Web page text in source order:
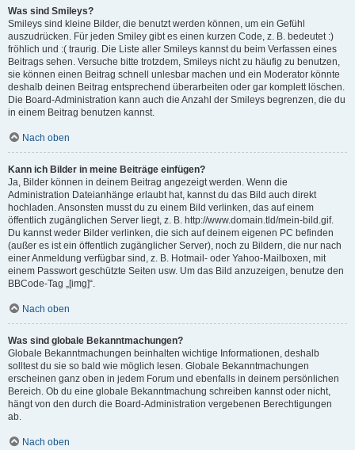
Was sind Smileys?
Smileys sind kleine Bilder, die benutzt werden können, um ein Gefühl
auszudrücken. Für jeden Smiley gibt es einen kurzen Code, z. B. bedeutet :)
fröhlich und :( traurig. Die Liste aller Smileys kannst du beim Verfassen eines
Beitrags sehen. Versuche bitte trotzdem, Smileys nicht zu häufig zu benutzen,
sie können einen Beitrag schnell unlesbar machen und ein Moderator könnte
deshalb deinen Beitrag entsprechend überarbeiten oder gar komplett löschen.
Die Board-Administration kann auch die Anzahl der Smileys begrenzen, die du
in einem Beitrag benutzen kannst.
Nach oben
Kann ich Bilder in meine Beiträge einfügen?
Ja, Bilder können in deinem Beitrag angezeigt werden. Wenn die
Administration Dateianhänge erlaubt hat, kannst du das Bild auch direkt
hochladen. Ansonsten musst du zu einem Bild verlinken, das auf einem
öffentlich zugänglichen Server liegt, z. B. http://www.domain.tld/mein-bild.gif.
Du kannst weder Bilder verlinken, die sich auf deinem eigenen PC befinden
(außer es ist ein öffentlich zugänglicher Server), noch zu Bildern, die nur nach
einer Anmeldung verfügbar sind, z. B. Hotmail- oder Yahoo-Mailboxen, mit
einem Passwort geschützte Seiten usw. Um das Bild anzuzeigen, benutze den
BBCode-Tag „[img]“.
Nach oben
Was sind globale Bekanntmachungen?
Globale Bekanntmachungen beinhalten wichtige Informationen, deshalb
solltest du sie so bald wie möglich lesen. Globale Bekanntmachungen
erscheinen ganz oben in jedem Forum und ebenfalls in deinem persönlichen
Bereich. Ob du eine globale Bekanntmachung schreiben kannst oder nicht,
hängt von den durch die Board-Administration vergebenen Berechtigungen
ab.
Nach oben